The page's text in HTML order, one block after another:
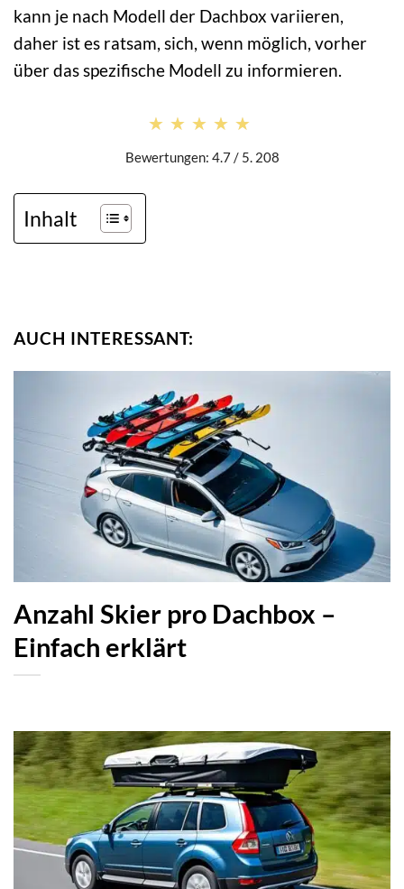
kann je nach Modell der Dachbox variieren,
daher ist es ratsam, sich, wenn möglich, vorher
über das spezifische Modell zu informieren.
★★★★★
★★★★★
Bewertungen: 4.7 / 5. 208
Inhalt
AUCH INTERESSANT:
Anzahl Skier pro Dachbox –
Einfach erklärt